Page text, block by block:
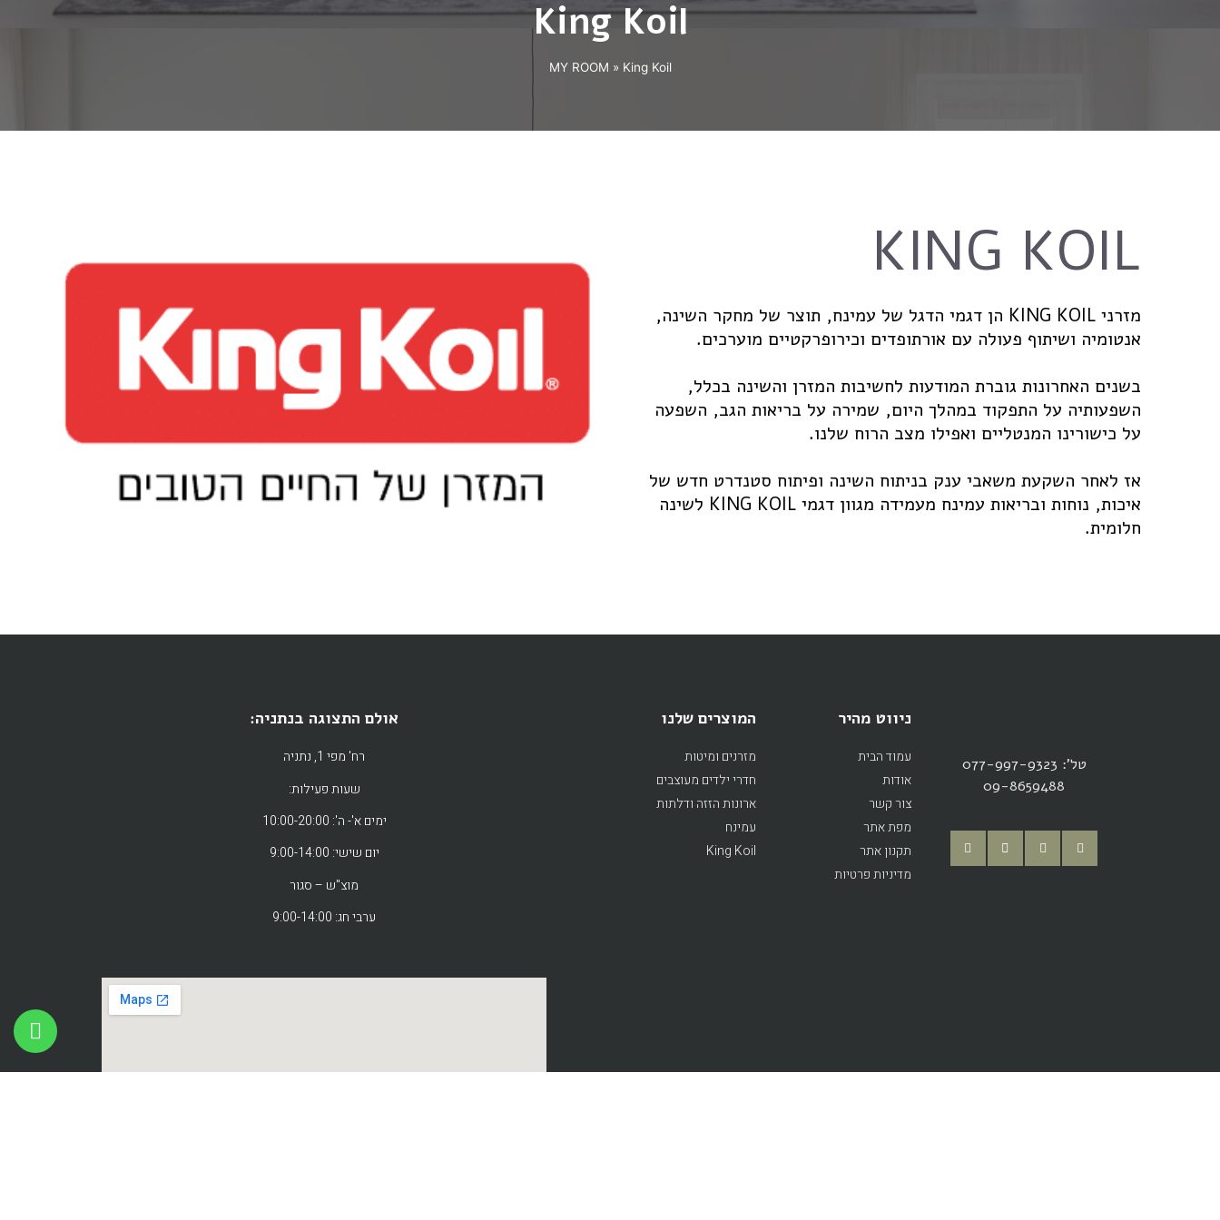
King Koil
MY ROOM » King Koil
KING KOIL
מזרני KING KOIL הן דגמי הדגל של עמינח, תוצר של מחקר השינה,
אנטומיה ושיתוף פעולה עם אורתופדים וכירופרקטיים מוערכים.
בשנים האחרונות גוברת המודעות לחשיבות המזרן והשינה בכלל,
השפעותיה על התפקוד במהלך היום, שמירה על בריאות הגב, השפעה
על כישורינו המנטליים ואפילו מצב הרוח שלנו.
אז לאחר השקעת משאבי ענק בניתוח השינה ופיתוח סטנדרט חדש של
איכות, נוחות ובריאות עמינח מעמידה מגוון דגמי KING KOIL לשינה
חלומית.
טל': 077-997-9323
09-8659488
ניווט מהיר
עמוד הבית
אודות
צור קשר
מפת אתר
תקנון אתר
מדיניות פרטיות
המוצרים שלנו
מזרנים ומיטות
חדרי ילדים מעוצבים
ארונות הזזה ודלתות
עמינח
King Koil
אולם התצוגה בנתניה:
רח' מפי 1, נתניה
שעות פעילות:
ימים א'- ה': 10:00-20:00
יום שישי: 9:00-14:00
מוצ"ש – סגור
ערבי חג: 9:00-14:00